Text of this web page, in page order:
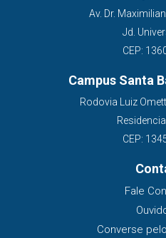
Av. Dr.
Jd.
CEP:
Campus Santa
Rodovia Luiz
CEP:
Fale
Converse